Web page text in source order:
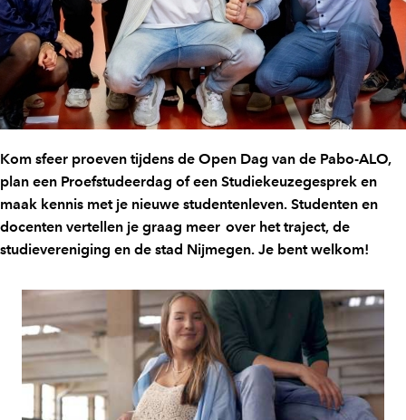
Kom sfeer proeven tijdens de Open Dag van de Pabo-ALO,
plan een Proefstudeerdag of een Studiekeuzegesprek en
maak kennis met je nieuwe studentenleven. Studenten en
docenten vertellen je graag meer over het traject, de
studievereniging en de stad Nijmegen. Je bent welkom!